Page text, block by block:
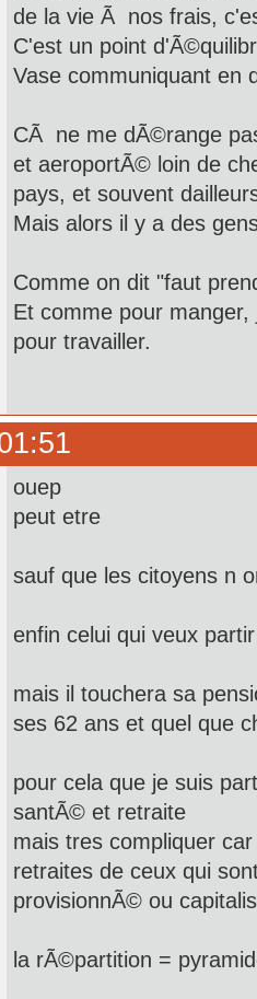
de la vie Ã nos frais,
C'est un point
Vase communiquant en
CÃ ne me dÃ©range
et aeroportÃ© loin de
pays, et souvent
Mais alors il y a des
Comme on dit "faut
Et comme pour
pour travailler.
ouep
peut etre
sauf que les citoyens n
enfin celui qui veux
mais il touchera sa
ses 62 ans et quel que
pour cela que je suis
santÃ© et retraite
mais tres compliquer
retraites de ceux qui
provisionnÃ© ou
la rÃ©partition =